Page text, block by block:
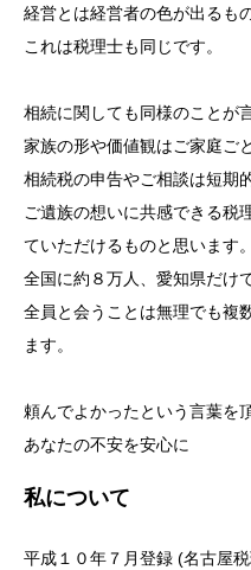
経営とは経営者の色が出るも
これは税理士も同じです。
相続に関しても同様のことが
家族の形や価値観はご家庭ご
相続税の申告やご相談は短期
ご遺族の想いに共感できる税
ていただけるものと思います。
全国に約８万人、愛知県だけ
全員と会うことは無理でも複
ます。
頼んでよかったという言葉を
あなたの不安を安心に
私について
平成１０年７月登録 (名古屋